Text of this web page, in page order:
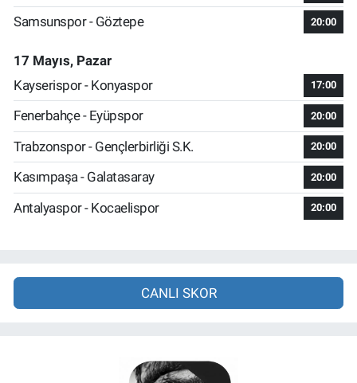
Samsunspor - Göztepe 20:00
17 Mayıs, Pazar
Kayserispor - Konyaspor
17:00
Fenerbahçe - Eyüpspor 20:00
Trabzonspor - Gençlerbirliği S.K. 20:00
Kasımpaşa - Galatasaray 20:00
Antalyaspor - Kocaelispor 20:00
CANLI SKOR